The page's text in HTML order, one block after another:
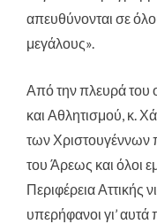
απευθύνονται σε
μεγάλους».
Από την πλευρά του
και Αθλητισμού, κ.
των Χριστουγέννων
του Άρεως και όλοι
Περιφέρεια Αττικής
υπερήφανοι γι’